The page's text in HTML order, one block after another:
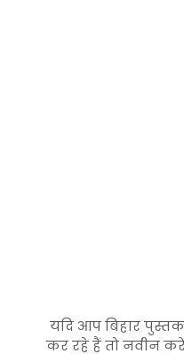
यदि आप बिहार
कर रहे हैं तो नवीन